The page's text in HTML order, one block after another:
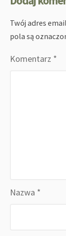
Twój adres
pola są
Komentarz *
Nazwa *